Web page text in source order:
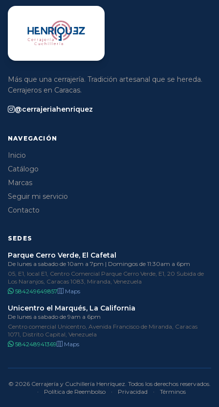
Más que una cerrajería. Tradición artesanal que se hereda.
Cerrajeros en Caracas.
@cerrajeriahenriquez
NAVEGACIÓN
Inicio
Catálogo
Marcas
Seguir mi servicio
Contacto
SEDES
Parque Cerro Verde, El Cafetal
De lunes a sabado de 10am a 7pm | Domingos de 11:30am a 6pm
05, E1, local E1, Centro Comercial Parque Cerro Verde, E1, 20 Subida de
Los Naranjos, Caracas 1083, Miranda, Venezuela
584249649857
Maps
Unicentro el Marqués, La California
De lunes a sabado de 9am a 6pm
Centro comercial Unicentro, Avenida Francisco de Miranda, Caracas
1071, Distrito Capital, Venezuela
584248941369
Maps
© 2026 Cerrajería y Cuchillería Henríquez. Todos los derechos reservados.
·
Política de Reembolso · Privacidad · Términos